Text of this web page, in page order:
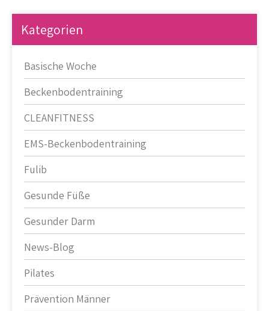
Kategorien
Basische Woche
Beckenbodentraining
CLEANFITNESS
EMS-Beckenbodentraining
Fulib
Gesunde Füße
Gesunder Darm
News-Blog
Pilates
Prävention Männer